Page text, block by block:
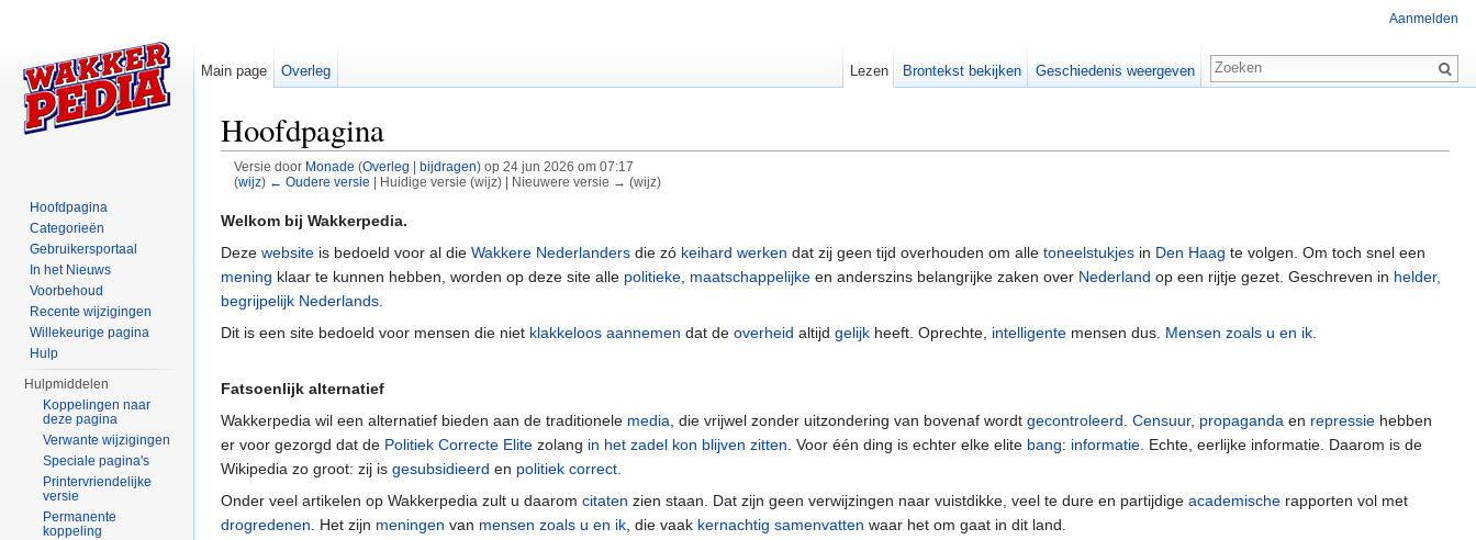
Hoofdpagina
Versie door Monade (Overleg bijdragen)op 24 jun 2026 om 07:17
(wijz) ← Oudere versie | Huidige versie (wijz) | Nieuwere versie → (wijz)
Welkom bij Wakkerpedia.
Deze website is bedoeld voor al die Wakkere Nederlanders die zó keihard werken dat zij geen tijd overhouden om alle toneelstukjes in Den Haag te volgen. Om toch snel een
mening klaar te kunnen hebben, worden op deze site alle politieke maatschappelijke en anderszins belangrijke zaken over Nederland op een rijtje gezet. Geschreven in helder,
begrijpelijk Nederlands
Dit is een site bedoeld voor mensen die niet klakkeloos aannemen dat de overheid altijd gelijk heeft. Oprechte, intelligente mensen dus. Mensen zoals u en ik
Fatsoenlijk alternatief
Wakkerpedia wil een alternatief bieden aan de traditionele media , die vrijwel zonder uitzondering van bovenaf wordt gecontroleerd Censuur, propaganda en repressie hebben
er voor gezorgd dat de Politiek Correcte Elite zolang in het zadel kon blijven zitten . Voor één ding is echter elke elite bang: informatie . Echte, eerlijke informatie. Daarom is de
Wikipedia zo groot: zij is gesubsidieerd en politiek correct
Onder veel artikelen op Wakkerpedia zult u daarom citaten zien staan. Dat zijn geen verwijzingen naar vuistdikke, veel te dure en partijdige academische rapporten vol met
drogredenen . Het zijn meningen van mensen zoals u en ik , die vaak kernachtig samenvatten waar het om gaat in dit land.
Aanmelden
Main page Overleg Lezen Brontekst bekijken Geschiedenis weergeven
Hoofdpagina
Categorieën
Gebruikersportaal
In het Nieuws
Voorbehoud
Recente wijzigingen
Willekeurige pagina
Hulp
Hulpmiddelen
Koppelingen naar
deze pagina
Verwante wijzigingen
Speciale pagina's
Printervriendelijke
versie
Permanente
koppeling